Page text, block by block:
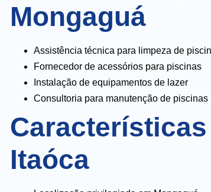
Mongaguá
Assistência técnica para limpeza de
Fornecedor de acessórios para piscinas
Instalação de equipamentos de lazer
Consultoria para manutenção de piscinas
Itaóca